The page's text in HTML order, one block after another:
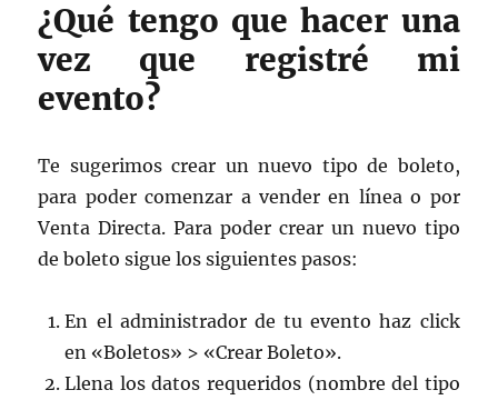
¿Qué tengo que hacer una
vez que registré mi
evento?
Te sugerimos crear un nuevo tipo de boleto,
para poder comenzar a vender en línea o por
Venta Directa. Para poder crear un nuevo tipo
de boleto sigue los siguientes pasos:
En el administrador de tu evento haz click
en «Boletos» > «Crear Boleto».
Llena los datos requeridos (nombre del tipo